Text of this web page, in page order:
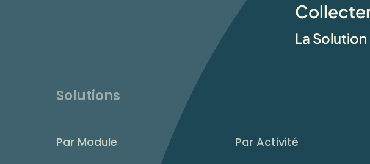
La
Solutions
Par Module Par Activité